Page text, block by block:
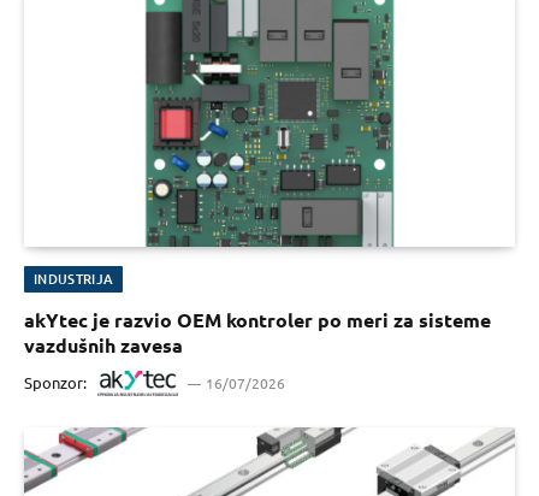
INDUSTRIJA
akYtec je razvio OEM kontroler po meri za sisteme
vazdušnih zavesa
Sponzor: 16/07/2026